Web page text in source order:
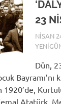
23
NISAN
Dün,
Bayramı’nı
Atatürk,